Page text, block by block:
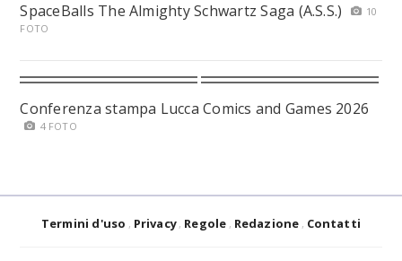
SpaceBalls The Almighty Schwartz Saga (A.S.S.)
10
FOTO
Conferenza stampa Lucca Comics and Games 2026
4 FOTO
Termini d'uso Privacy Regole Redazione Contatti